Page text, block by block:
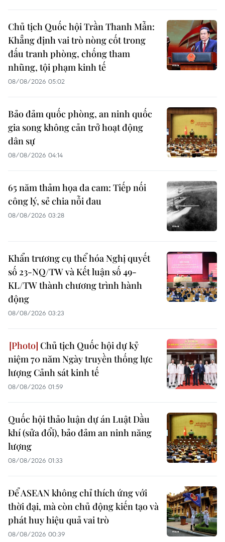
Chủ tịch Quốc hội Trần Thanh Mẫn:
Khẳng định vai trò nòng cốt trong
đấu tranh phòng, chống tham
nhũng, tội phạm kinh tế
08/08/2026 05:02
Bảo đảm quốc phòng, an ninh quốc
gia song không cản trở hoạt động
dân sự
08/08/2026 04:14
65 năm thảm họa da cam: Tiếp nối
công lý, sẻ chia nỗi đau
08/08/2026 03:28
Khẩn trương cụ thể hóa Nghị quyết
số 23-NQ/TW và Kết luận số 49-
KL/TW thành chương trình hành
động
08/08/2026 03:23
Chủ tịch Quốc hội dự kỷ
niệm 70 năm Ngày truyền thống lực
lượng Cảnh sát kinh tế
08/08/2026 01:59
Quốc hội thảo luận dự án Luật Dầu
khí (sửa đổi), bảo đảm an ninh năng
lượng
08/08/2026 01:33
Để ASEAN không chỉ thích ứng với
thời đại, mà còn chủ động kiến tạo và
phát huy hiệu quả vai trò
08/08/2026 00:39